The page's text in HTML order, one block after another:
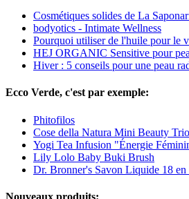
Cosmétiques solides de La
bodyotics - Intimate Wellness
Pourquoi utiliser de l'huile pour le
HEJ ORGANIC Sensitive pour
Hiver : 5 conseils pour une peau
Ecco Verde, c'est par exemple:
Phitofilos
Cose della Natura Mini Beauty Trio
Yogi Tea Infusion "Énergie
Lily Lolo Baby Buki Brush
Dr. Bronner's Savon Liquide 18
Nouveaux produits: